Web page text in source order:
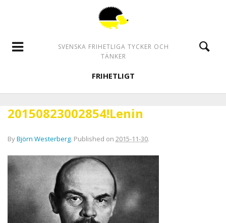
SVENSKA FRIHETLIGA TYCKER OCH
TÄNKER
FRIHETLIGT
20150823002854!Lenin
ByBjörn Westerberg. Published on 2015-11-30.